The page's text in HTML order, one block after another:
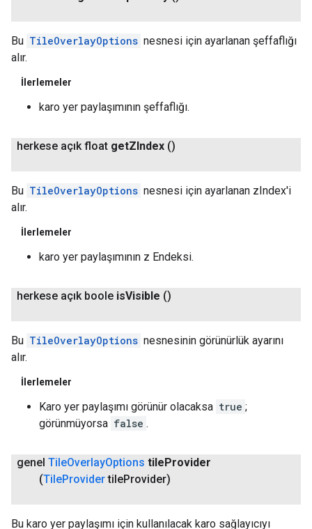
Bu TileOverlayOptions nesnesi için ayarlanan şeffaflığı
alır.
İlerlemeler
karo yer paylaşımının şeffaflığı.
herkese açık float getZIndex ()
Bu TileOverlayOptions nesnesi için ayarlanan zIndex'i
alır.
İlerlemeler
karo yer paylaşımının z Endeksi.
herkese açık boole isVisible ()
Bu TileOverlayOptions nesnesinin görünürlük ayarını
alır.
İlerlemeler
Karo yer paylaşımı görünür olacaksa true ;
görünmüyorsa false .
genel TileOverlayOptions tileProvider
(TileProvidertileProvider)
Bu karo yer paylaşımı için kullanılacak karo sağlayıcıyı